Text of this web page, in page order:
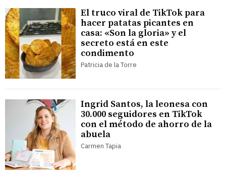
El truco viral de TikTok para
hacer patatas picantes en
casa: «Son la gloria» y el
secreto está en este
condimento
Patricia de la Torre
Ingrid Santos, la leonesa con
30.000 seguidores en TikTok
con el método de ahorro de la
abuela
Carmen Tapia